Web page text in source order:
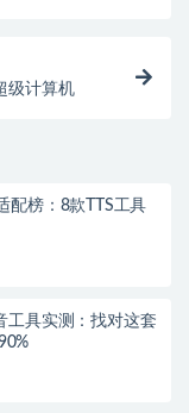
级计算机
配榜：8款TTS工具
工具实测：找对这套